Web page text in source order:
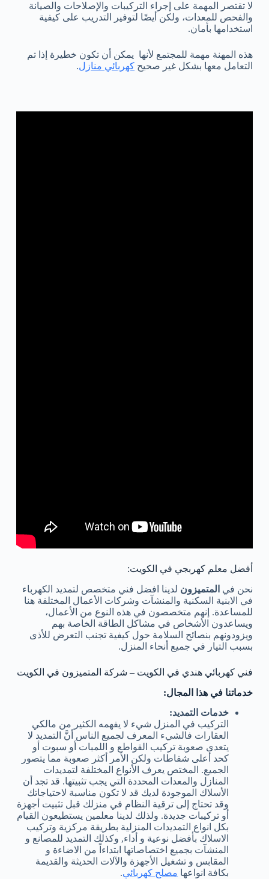
لا تقتصر المهمة على إجراء التركيبات والإصلاحات والصيانة
والفحص للمعدات، ولكن أيضًا لتوفير التدريب على كيفية
استخدامها بأمان.
هذه المهنة مهمة للمجتمع لأنها يمكن أن تكون خطيرة إذا تم
التعامل معها بشكل غير صحيح كهربائي منازل.
أفضل معلم كهربجي في الكويت:
نحن في المتميزون لدينا افضل فني متخصص لتمديد الكهرباء
في الابنية السكنية والمنشآت وشركات الأعمال المختلفة هنا
للمساعدة. إنهم متخصصون في هذه النوع من الأعمال،
ويساعدون الأشخاص في مشاكل الطاقة الخاصة بهم
ويزودونهم بنصائح السلامة حول كيفية تجنب التعرض للأذى
بسبب التيار في جميع أنحاء المنزل.
فني كهربائي هندي في الكويت – شركة المتميزون في الكويت
خدماتنا في هذا المجال:
خدمات التمديد:
التركيب في المنزل شيء لا يفهمه الكثير من مالكي
العقارات فالشيء المعرف لجميع الناس أنَّ التمديد لا
يتعدى صعوبة تركيب القواطع و اللمبات أو سبوت أو
كحد أعلى شفاطات ولكن الأمر أكثر صعوبة مما يتصور
الجميع. المختص يعرف الأنواع المختلفة لتمديدات
المنازل والمعدات المحددة التي يجب تثبيتها. قد تجد أن
الأسلاك الموجودة لديك قد لا تكون مناسبة لاحتياجاتك
وقد تحتاج إلى ترقية النظام في منزلك قبل تثبيت أجهزة
أو تركيبات جديدة. ولذلك لدينا معلمين يستطيعون القيام
بكل انواع التمديدات المنزلية بطريقة مركزية وتركيب
الاسلاك بأفضل نوعية و أداء, وكذلك التمديد للمصانع و
المنشآت بجميع اختصاصاتها ابتداءاً من الاضاءة و
المقابس و تشغيل الأجهزة والآلات الحديثة والقديمة
بكافة انواعها مصلح كهربائي.